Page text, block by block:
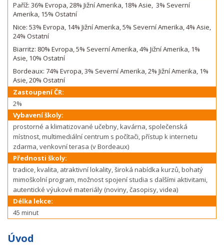
Paříž: 36% Evropa, 28% Jižní Amerika, 18% Asie, 3% Severní
Amerika, 15% Ostatní
Nice: 53% Evropa, 14% Jižní Amerika, 5% Severní Amerika, 4% Asie,
24% Ostatní
Biarritz: 80% Evropa, 5% Severní Amerika, 4% Jižní Amerika, 1%
Asie, 10% Ostatní
Bordeaux: 74% Evropa, 3% Severní Amerika, 2% Jižní Amerika, 1%
Asie, 20% Ostatní
Zastoupení ČR:
2%
Vybavení školy:
prostorné a klimatizované učebny, kavárna, společenská
místnost, multimediální centrum s počítači, přístup k internetu
zdarma, venkovní terasa (v Bordeaux)
Přednosti školy:
tradice, kvalita, atraktivní lokality, široká nabídka kurzů, bohatý
mimoškolní program, možnost spojení studia s dalšími aktivitami,
autentické výukové materiály (noviny, časopisy, videa)
Délka lekce:
45 minut
Úvod